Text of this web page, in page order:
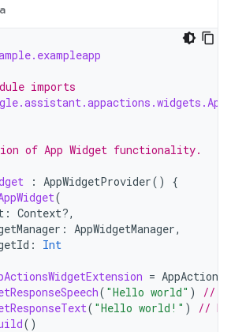
imports
of App Widget functionality.
: AppWidgetProvider()
{
(
: Context?,
: AppWidgetManager,
:
Int
=
( "Hello world" )
//
( "Hello world!" )
//
()